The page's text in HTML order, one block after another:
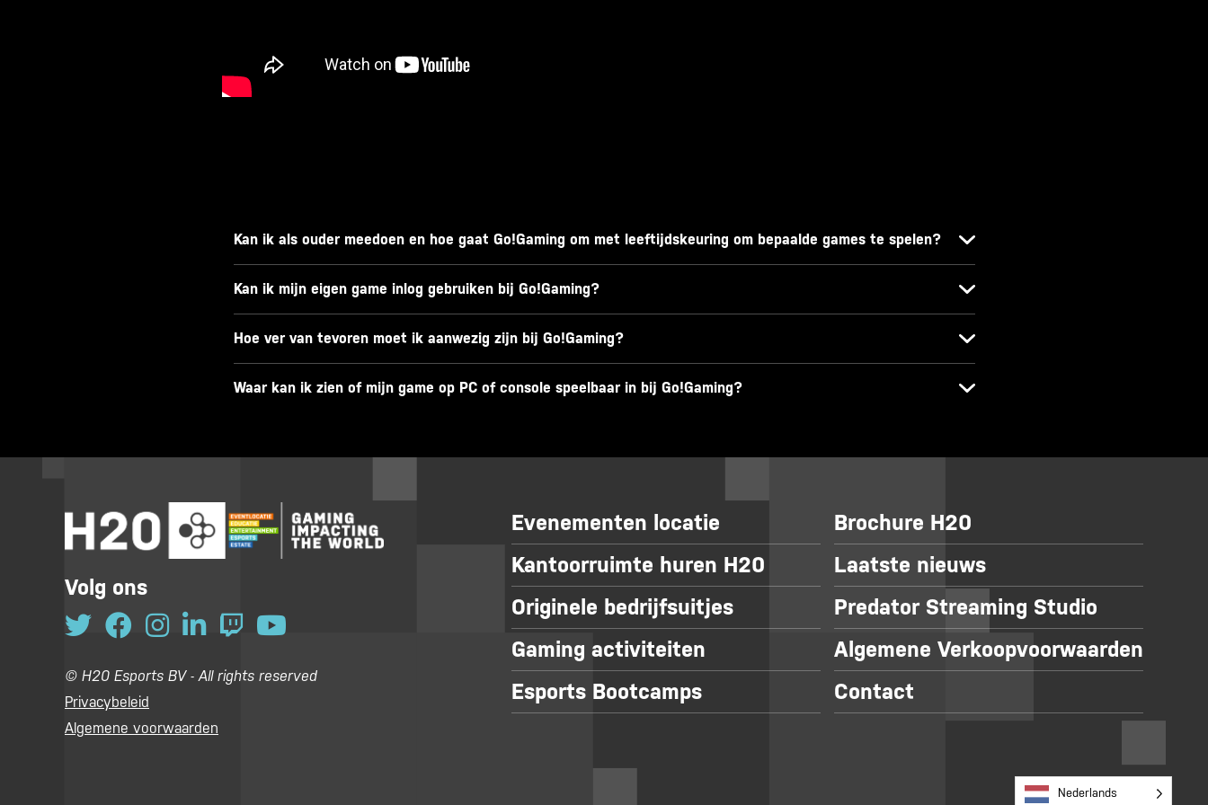
Kan ik als ouder meedoen en hoe gaat Go!Gaming om met leeftijdskeuring om bepaalde games te spelen?
Kan ik mijn eigen game inlog gebruiken bij Go!Gaming?
Hoe ver van tevoren moet ik aanwezig zijn bij Go!Gaming?
Waar kan ik zien of mijn game op PC of console speelbaar in bij Go!Gaming?
Volg ons
© H20 Esports BV - All rights reserved
Privacybeleid
Algemene voorwaarden
Evenementen locatie
Kantoorruimte huren H20
Originele bedrijfsuitjes
Gaming activiteiten
Esports Bootcamps
Brochure H20
Laatste nieuws
Predator Streaming Studio
Algemene Verkoopvoorwaarden
Contact
Nederlands